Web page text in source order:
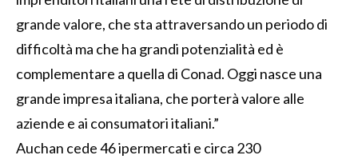
grande valore, che sta attraversando un periodo di
difficoltà ma che ha grandi potenzialità ed è
complementare a quella di Conad. Oggi nasce una
grande impresa italiana, che porterà valore alle
aziende e ai consumatori italiani.”
Auchan cede 46 ipermercati e circa 230